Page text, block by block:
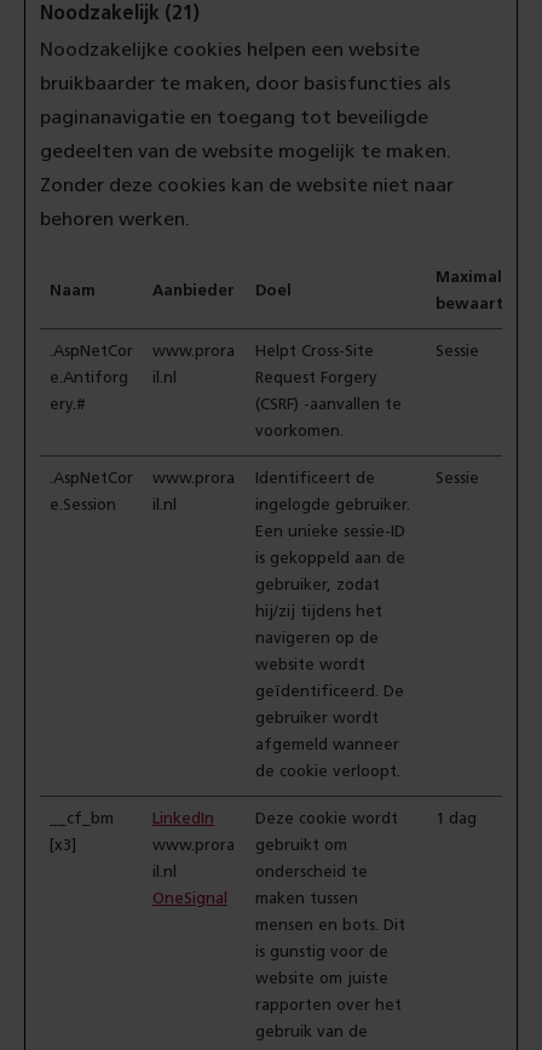
Noodzakelijk (21)
Noodzakelijke cookies helpen een website
bruikbaarder te maken, door basisfuncties als
paginanavigatie en toegang tot beveiligde
gedeelten van de website mogelijk te maken.
Zonder deze cookies kan de website niet naar
behoren werken.
Naam Aanbieder Doel
Maximale
.AspNetCor
e.Antiforg
ery.#
www.prora
il.nl
Helpt Cross-Site
Request Forgery
(CSRF) -aanvallen te
voorkomen.
Sessie
.AspNetCor
e.Session
www.prora
il.nl
Identificeert de
ingelogde gebruiker.
Een unieke sessie-ID
is gekoppeld aan de
gebruiker, zodat
hij/zij tijdens het
navigeren op de
website wordt
geïdentificeerd. De
gebruiker wordt
afgemeld wanneer
de cookie verloopt.
Sessie
__cf_bm
[x3]
LinkedIn
www.prora
il.nl
OneSignal
Deze cookie wordt
gebruikt om
onderscheid te
maken tussen
mensen en bots. Dit
is gunstig voor de
website om juiste
rapporten over het
gebruik van de
1 dag